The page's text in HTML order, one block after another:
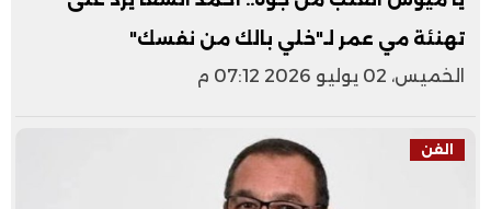
تهنئة مي عمر لـ"خلي بالك من نفسك"
الخميس، 02 يوليو 2026 07:12 م
الفن